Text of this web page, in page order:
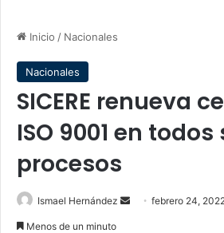
Inicio / Nacionales
Nacionales
SICERE renueva
ISO 9001 en todos
procesos
Ismael Hernández
Sendfebrero 24,
Menos de un minuto